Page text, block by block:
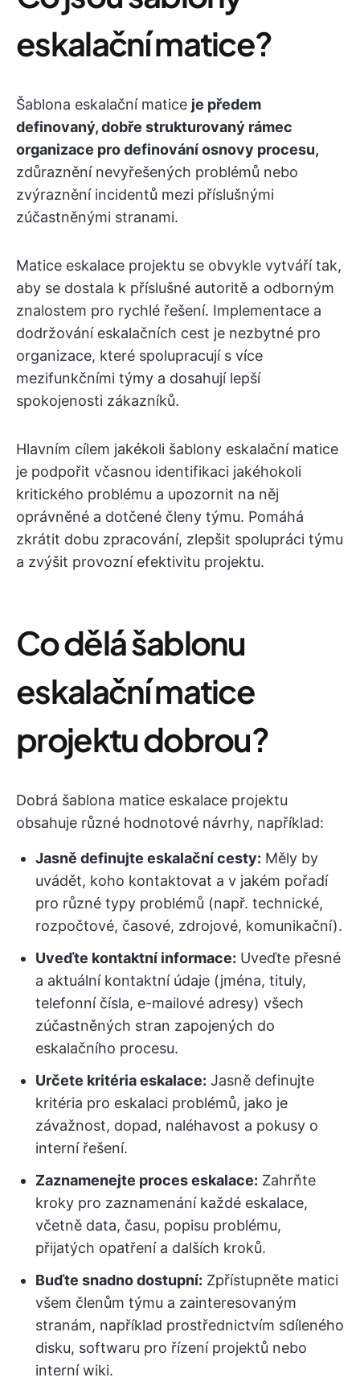
eskalační matice?
Šablona eskalační matice je předem
definovaný, dobře strukturovaný rámec
organizace pro definování osnovy procesu,
zdůraznění nevyřešených problémů nebo
zvýraznění incidentů mezi příslušnými
zúčastněnými stranami.
Matice eskalace projektu se obvykle vytváří tak,
aby se dostala k příslušné autoritě a odborným
znalostem pro rychlé řešení. Implementace a
dodržování eskalačních cest je nezbytné pro
organizace, které spolupracují s více
mezifunkčními týmy a dosahují lepší
spokojenosti zákazníků.
Hlavním cílem jakékoli šablony eskalační matice
je podpořit včasnou identifikaci jakéhokoli
kritického problému a upozornit na něj
oprávněné a dotčené členy týmu. Pomáhá
zkrátit dobu zpracování, zlepšit spolupráci týmu
a zvýšit provozní efektivitu projektu.
Co dělá šablonu
eskalační matice
projektu dobrou?
Dobrá šablona matice eskalace projektu
obsahuje různé hodnotové návrhy, například:
Jasně definujte eskalační cesty: Měly by
uvádět, koho kontaktovat a v jakém pořadí
pro různé typy problémů (např. technické,
rozpočtové, časové, zdrojové, komunikační).
Uveďte kontaktní informace: Uveďte přesné
a aktuální kontaktní údaje (jména, tituly,
telefonní čísla, e-mailové adresy) všech
zúčastněných stran zapojených do
eskalačního procesu.
Určete kritéria eskalace: Jasně definujte
kritéria pro eskalaci problémů, jako je
závažnost, dopad, naléhavost a pokusy o
interní řešení.
Zaznamenejte proces eskalace: Zahrňte
kroky pro zaznamenání každé eskalace,
včetně data, času, popisu problému,
přijatých opatření a dalších kroků.
Buďte snadno dostupní: Zpřístupněte matici
všem členům týmu a zainteresovaným
stranám, například prostřednictvím sdíleného
disku, softwaru pro řízení projektů nebo
interní wiki.